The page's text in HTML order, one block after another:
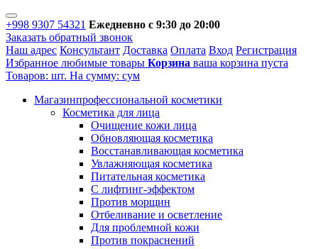
+998 9307 54321 Ежедневно с 9:30 до 20:00
Заказать обратный звонок
Наш адрес Консультант Доставка Оплата Вход Регистрация
Избранное любимые товары Корзина ваша корзина пуста
Товаров: шт. На сумму: сум
Магазинпрофессиональной косметики
Косметика для лица
Очищение кожи лица
Обновляющая косметика
Восстанавливающая косметика
Увлажняющая косметика
Питательная косметика
С лифтинг-эффектом
Против морщин
Отбеливание и осветление
Для проблемной кожи
Против покраснений